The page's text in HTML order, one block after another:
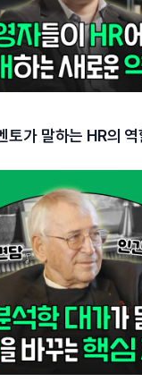
가 말하는 HR의